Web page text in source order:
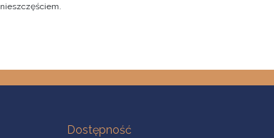
nieszczęściem.
Na skróty
Dostępność